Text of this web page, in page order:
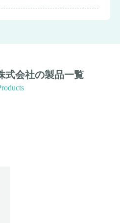
式会社の製品一覧